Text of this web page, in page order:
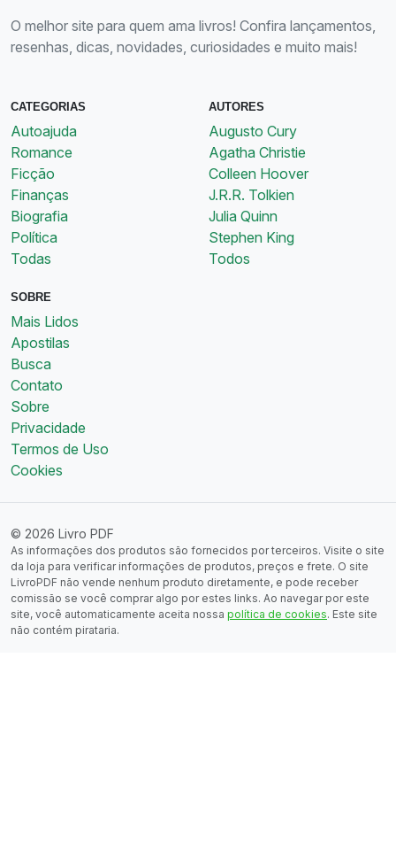
O melhor site para quem ama livros! Confira lançamentos,
resenhas, dicas, novidades, curiosidades e muito mais!
CATEGORIAS
Autoajuda
Romance
Ficção
Finanças
Biografia
Política
Todas
AUTORES
Augusto Cury
Agatha Christie
Colleen Hoover
J.R.R. Tolkien
Julia Quinn
Stephen King
Todos
SOBRE
Mais Lidos
Apostilas
Busca
Contato
Sobre
Privacidade
Termos de Uso
Cookies
© 2026 Livro PDF
As informações dos produtos são fornecidos por terceiros. Visite o site
da loja para verificar informações de produtos, preços e frete. O site
LivroPDF não vende nenhum produto diretamente, e pode receber
comissão se você comprar algo por estes links. Ao navegar por este
site, você automaticamente aceita nossa política de cookies. Este site
não contém pirataria.